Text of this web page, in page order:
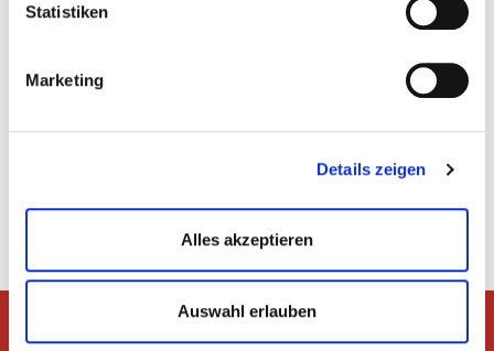
Statistiken
Marketing
Details zeigen
Alles akzeptieren
Auswahl erlauben
Rückblick zum Tag des Kinderturnens 2024 in Egelsbach. Foto: